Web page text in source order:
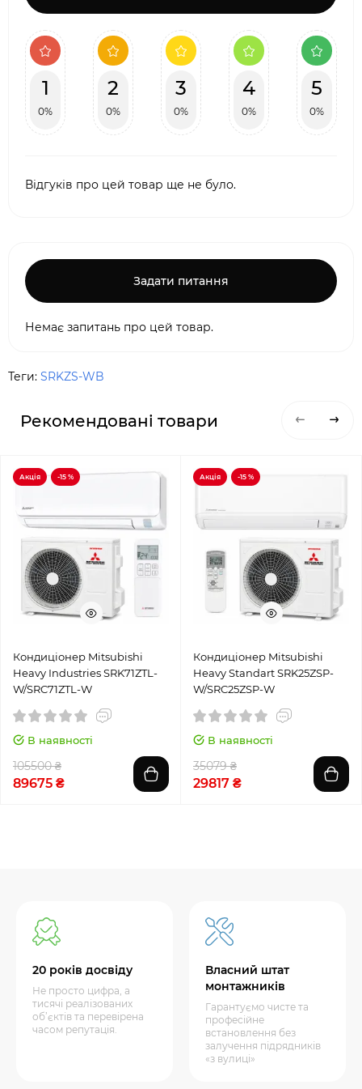
1
0%
2
0%
3
0%
4
0%
5
0%
Відгуків про цей товар ще не було.
Задати питання
Немає запитань про цей товар.
Теги: SRKZS-WB
Рекомендовані товари
Акція -15 %
Кондиціонер Mitsubishi
Heavy Industries SRK71ZTL-
W/SRC71ZTL-W
В наявності
105500 ₴
89675 ₴
Акція -15 %
Кондиціонер Mitsubishi
Heavy Standart SRK25ZSP-
W/SRC25ZSP-W
В наявності
35079 ₴
29817 ₴
20 років досвіду
Не просто цифра, а
тисячі реалізованих
об’єктів та перевірена
часом репутація.
Власний штат
монтажників
Гарантуємо чисте та
професійне
встановлення без
залучення підрядників
«з вулиці»